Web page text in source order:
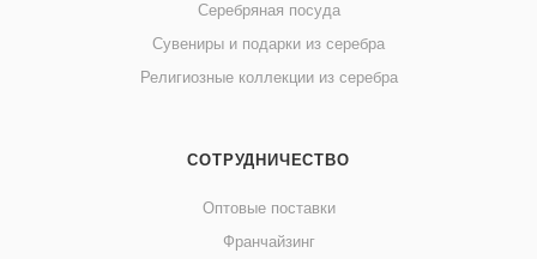
Серебряная посуда
Сувениры и подарки из серебра
Религиозные коллекции из серебра
СОТРУДНИЧЕСТВО
Оптовые поставки
Франчайзинг